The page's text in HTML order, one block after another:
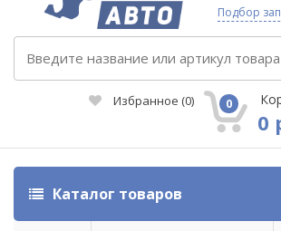
Подбор
Избранное (0) 0
0
Каталог товаров